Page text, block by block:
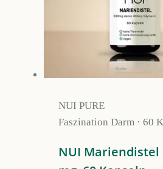
Produktseite
werden
NUI PURE
Faszination Darm · 60
NUI Mariendistel